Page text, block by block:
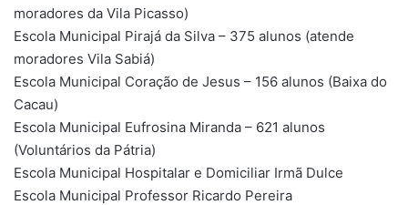
moradores da Vila Picasso)
Escola Municipal Pirajá da Silva – 375 alunos (atende
moradores Vila Sabiá)
Escola Municipal Coração de Jesus – 156 alunos (Baixa do
Cacau)
Escola Municipal Eufrosina Miranda – 621 alunos
(Voluntários da Pátria)
Escola Municipal Hospitalar e Domiciliar Irmã Dulce
Escola Municipal Professor Ricardo Pereira